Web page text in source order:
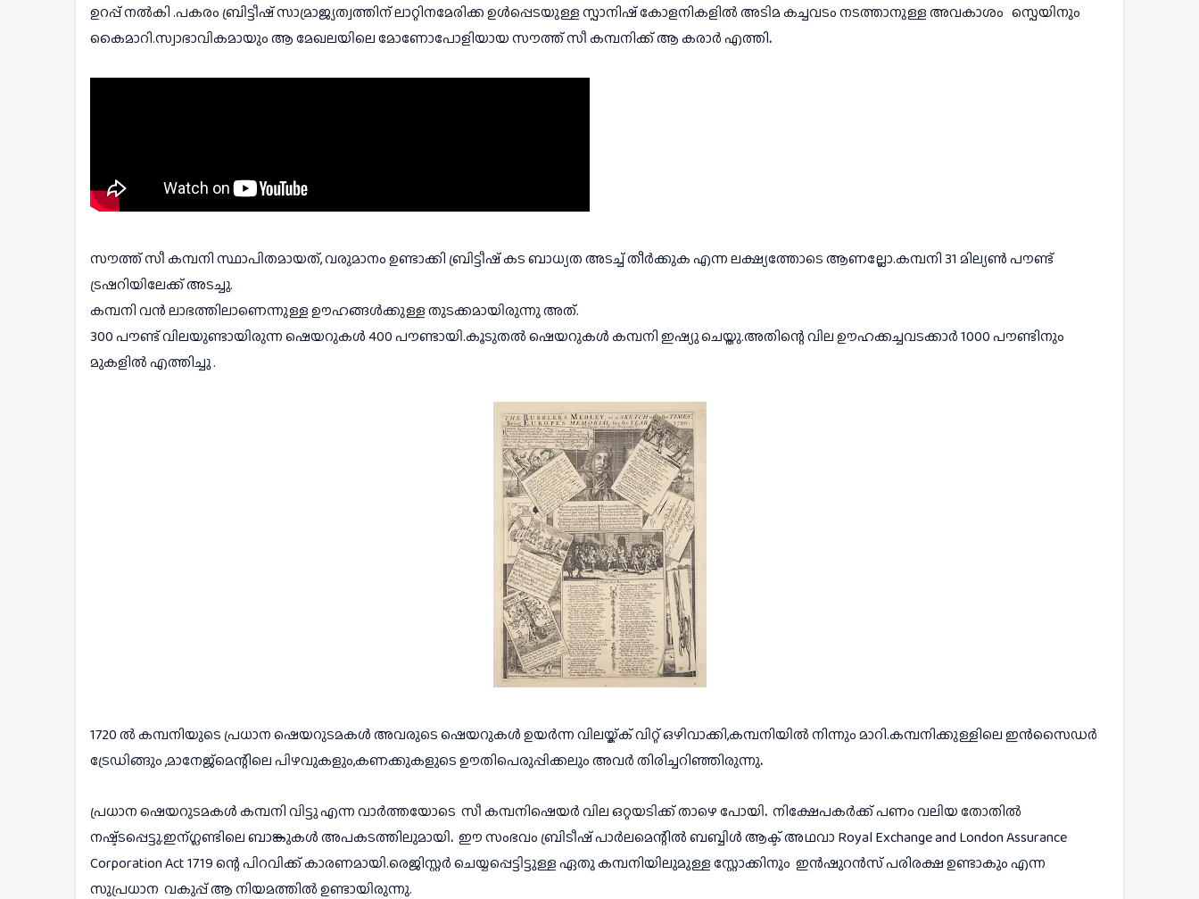
ഉറപ്പ് നൽകി .പകരം ബ്രിട്ടീഷ് സാമ്രാജ്യത്വത്തിന് ലാറ്റിനമേരിക്ക ഉൾപ്പെടയുള്ള സ്പാനിഷ് കോളനികളിൽ അടിമ കച്ചവടം നടത്താനുള്ള അവകാശം   സ്പെയിനും
കൈമാറി.സ്വാഭാവികമായും ആ മേഖലയിലെ മോണോപോളിയായ സൗത്ത് സീ കമ്പനിക്ക് ആ കരാർ എത്തി.
സൗത്ത് സീ കമ്പനി സ്ഥാപിതമായത്, വരുമാനം ഉണ്ടാക്കി ബ്രിട്ടീഷ് കട ബാധ്യത അടച്ച് തീർക്കുക എന്ന ലക്ഷ്യത്തോടെ ആണല്ലോ.കമ്പനി 31 മില്യൺ പൗണ്ട്
ട്രഷറിയിലേക്ക് അടച്ചു.
കമ്പനി വൻ ലാഭത്തിലാണെന്നുള്ള ഊഹങ്ങൾക്കുള്ള തുടക്കമായിരുന്നു അത്.
300 പൗണ്ട് വിലയുണ്ടായിരുന്ന ഷെയറുകൾ 400 പൗണ്ടായി.കൂടുതൽ ഷെയറുകൾ കമ്പനി ഇഷ്യു ചെയ്തു.അതിന്റെ വില ഊഹക്കച്ചവടക്കാർ 1000 പൗണ്ടിനും
മുകളിൽ എത്തിച്ചു .
1720 ൽ കമ്പനിയുടെ പ്രധാന ഷെയറുടമകൾ അവരുടെ ഷെയറുകൾ ഉയർന്ന വിലയ്ക്ക് വിറ്റ് ഒഴിവാക്കി,കമ്പനിയിൽ നിന്നും മാറി.കമ്പനിക്കുള്ളിലെ ഇൻസൈഡർ
ട്രേഡിങ്ങും ,മാനേജ്മെന്റിലെ പിഴവുകളും,കണക്കുകളുടെ ഊതിപെരുപ്പിക്കലും അവർ തിരിച്ചറിഞ്ഞിരുന്നു.
പ്രധാന ഷെയറുടമകൾ കമ്പനി വിട്ടു എന്ന വാർത്തയോടെ  സീ കമ്പനിഷെയർ വില ഒറ്റയടിക്ക് താഴെ പോയി. നിക്ഷേപകർക്ക് പണം വലിയ തോതിൽ
നഷ്ട്ടപ്പെട്ടു.ഇന്ഗ്ലണ്ടിലെ ബാങ്കുകൾ അപകടത്തിലുമായി. ഈ സംഭവം ബ്രിടീഷ് പാർലമെന്റിൽ ബബ്ബിൾ ആക്ട് അഥവാ Royal Exchange and London Assurance
Corporation Act 1719 ന്റെ പിറവിക്ക് കാരണമായി.രെജിസ്റ്റർ ചെയ്യപ്പെട്ടിട്ടുള്ള ഏതു കമ്പനിയിലുമുള്ള സ്റ്റോക്കിനും  ഇൻഷുറൻസ് പരിരക്ഷ ഉണ്ടാകും എന്ന
സുപ്രധാന  വകുപ്പ് ആ നിയമത്തിൽ ഉണ്ടായിരുന്നു.